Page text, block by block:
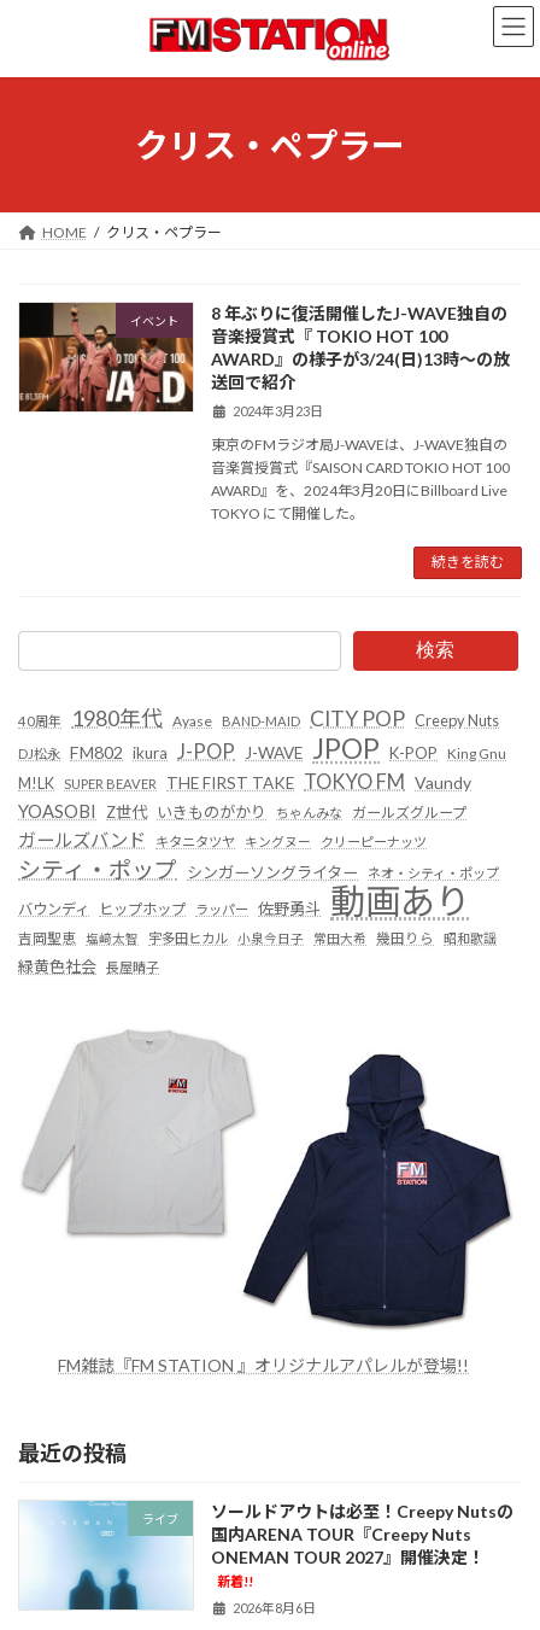
ン
ー
クリス・ペプラー
HOME クリス・ペプラー
イベント
8 年ぶりに復活開催したJ-WAVE独自の
音楽授賞式『 TOKIO HOT 100
AWARD』の様子が3/24(日)13時〜の放
送回で紹介
2024年3月23日
東京のFMラジオ局J-WAVEは、J-WAVE独自の
音楽賞授賞式『SAISON CARD TOKIO HOT 100
AWARD』を、2024年3月20日にBillboard Live
TOKYO にて開催した。
続きを読む
検索
40周年 1980年代 Ayase BAND-MAID CITY POP Creepy Nuts
DJ松永 FM802 ikura J-POP J-WAVE JPOP K-POP
King Gnu
M!LK
SUPER BEAVER THE FIRST TAKE TOKYO FM Vaundy
YOASOBI Z世代 いきものがかり ちゃんみな ガールズグループ
ガールズバンド キタニタツヤ キングヌー クリーピーナッツ
シティ・ポップ シンガーソングライター ネオ・シティ・ポップ
バウンディ ヒップホップ ラッパー 佐野勇斗 動画あり
吉岡聖恵 塩﨑太智 宇多田ヒカル 小泉今日子 常田大希 幾田りら 昭和歌謡
緑黄色社会 長屋晴子
FM雑誌『FM STATION 』オリジナルアパレルが登場!!
最近の投稿
ライブ
ソールドアウトは必至！Creepy Nutsの
国内ARENA TOUR『Creepy Nuts
ONEMAN TOUR 2027』開催決定！
新着!!
2026年8月6日